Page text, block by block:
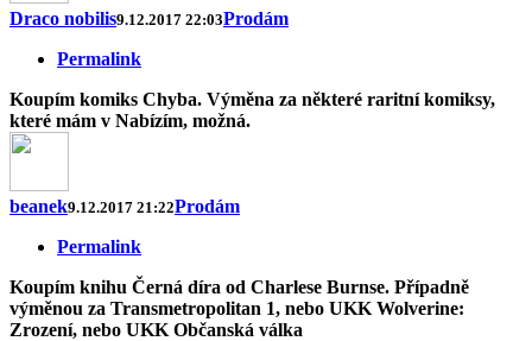
Draco nobilis9.12.2017 22:03Prodám
Permalink
Koupím komiks Chyba. Výměna za některé raritní komiksy,
které mám v Nabízím, možná.
beanek9.12.2017 21:22Prodám
Permalink
Koupím knihu Černá díra od Charlese Burnse. Případně
výměnou za Transmetropolitan 1, nebo UKK Wolverine:
Zrození, nebo UKK Občanská válka